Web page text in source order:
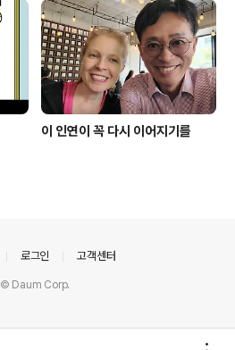
이 인연이 꼭 다시 이어지기를
로그인 고객센터
© Daum Corp.